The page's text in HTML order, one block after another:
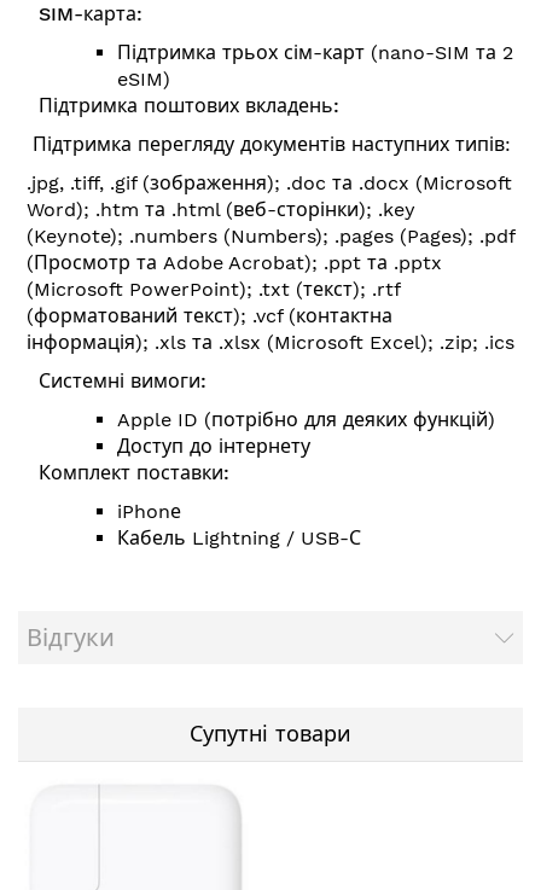
SIM-карта:
Підтримка трьох сім-карт (nano-SIM та 2
eSIM)
Підтримка поштових вкладень:
Підтримка перегляду документів наступних типів:
.jpg, .tiff, .gif (зображення); .doc та .docx (Microsoft
Word); .htm та .html (веб-сторінки); .key
(Keynote); .numbers (Numbers); .pages (Pages); .pdf
(Просмотр та Adobe Acrobat); .ppt та .pptx
(Microsoft PowerPoint); .txt (текст); .rtf
(форматований текст); .vcf (контактна
інформація); .xls та .xlsx (Microsoft Excel); .zip; .ics
Системні вимоги:
Apple ID (потрібно для деяких функцій)
Доступ до інтернету
Комплект поставки:
iPhonе
Кабель Lightning / USB-С
Відгуки
Супутні товари